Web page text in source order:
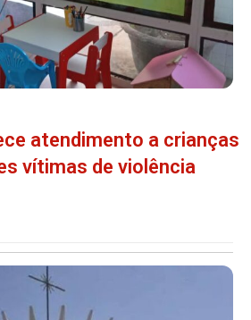
atendimento a crianças
vítimas de violência